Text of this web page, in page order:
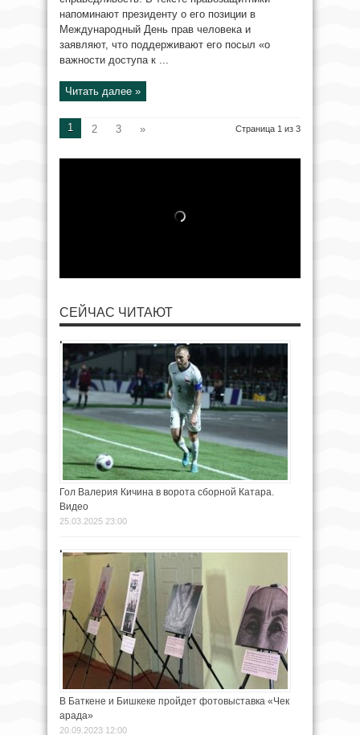
напоминают президенту о его позиции в
Международный День прав человека и
заявляют, что поддерживают его посыл «о
важности доступа к ...
Читать далее »
Страница 1 из 3
1 2 3 »
СЕЙЧАС ЧИТАЮТ
Гол Валерия Кичина в ворота сборной Катара.
Видео
25.03.2025 23:00
В Баткене и Бишкеке пройдет фотовыставка «Чек
арада»
20.09.2023 12:00